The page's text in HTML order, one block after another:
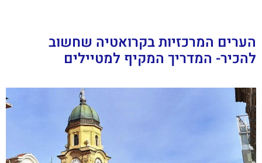
הערים המרכזיות בקרואטיה שחשוב
להכיר- המדריך המקיף למטיילים